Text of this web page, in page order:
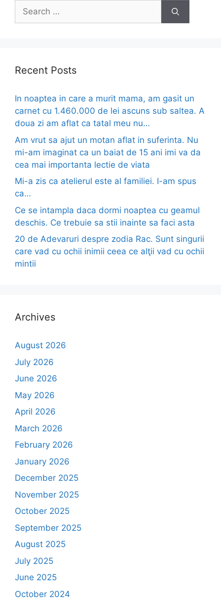
Search
for:
Recent Posts
In noaptea in care a murit mama, am gasit un
carnet cu 1.460.000 de lei ascuns sub saltea. A
doua zi am aflat ca tatal meu nu…
Am vrut sa ajut un motan aflat in suferinta. Nu
mi-am imaginat ca un baiat de 15 ani imi va da
cea mai importanta lectie de viata
Mi-a zis ca atelierul este al familiei. I-am spus
ca…
Ce se intampla daca dormi noaptea cu geamul
deschis. Ce trebuie sa stii inainte sa faci asta
20 de Adevaruri despre zodia Rac. Sunt singurii
care vad cu ochii inimii ceea ce alţii vad cu ochii
mintii
Archives
August 2026
July 2026
June 2026
May 2026
April 2026
March 2026
February 2026
January 2026
December 2025
November 2025
October 2025
September 2025
August 2025
July 2025
June 2025
October 2024